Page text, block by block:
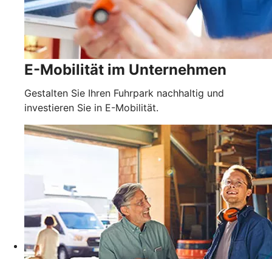
E-Mobilität im Unternehmen
Gestalten Sie Ihren Fuhrpark nachhaltig und
investieren Sie in E-Mobilität.